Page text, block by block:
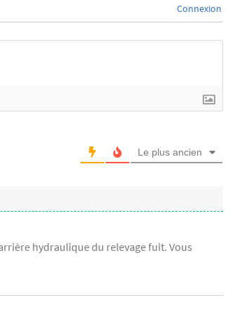
Connexion
Le plus ancien
hydraulique du relevage fuit. Vous